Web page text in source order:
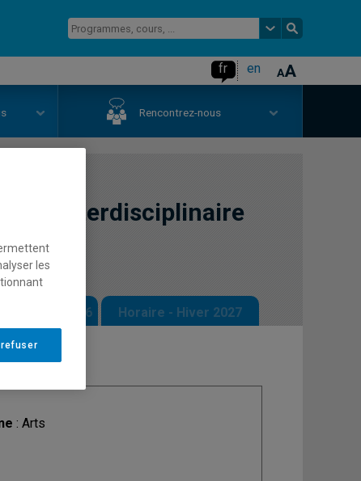
fr en
Rencontrez-nous
interdisciplinaire
Automne 2026 Horaire - Hiver 2027
: Arts
les
refuser